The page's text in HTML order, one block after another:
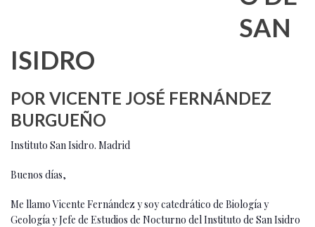
SAN
ISIDRO
POR VICENTE JOSÉ FERNÁNDEZ
BURGUEÑO
Instituto San Isidro. Madrid
Buenos días,
Me llamo Vicente Fernández y soy catedrático de Biología y
Geología y Jefe de Estudios de Nocturno del Instituto de San Isidro